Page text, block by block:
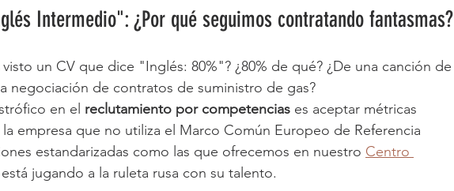
Intermedio": ¿Por qué seguimos contratando fantasmas?
visto un CV que dice "Inglés: 80%"? ¿80% de qué? ¿De una canción de
negociación de contratos de suministro de gas?
en el reclutamiento por competencias es aceptar métricas
la empresa que no utiliza el Marco Común Europeo de Referencia
estandarizadas como las que ofrecemos en nuestro Centro
jugando a la ruleta rusa con su talento.